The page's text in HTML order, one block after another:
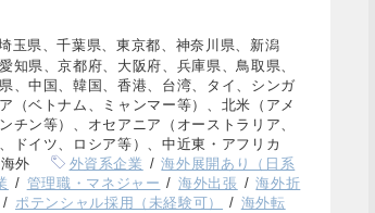
玉県、千葉県、東京都、神奈川県、新潟
知県、京都府、大阪府、兵庫県、鳥取県、
、中国、韓国、香港、台湾、タイ、シンガ
（ベトナム、ミャンマー等）、北米（アメ
チン等）、オセアニア（オーストラリア、
ドイツ、ロシア等）、中近東・アフリカ
外
外資系企業
海外展開あり（日系
管理職・マネジャー 海外出張
海外折
ポテンシャル採用（未経験可）
海外転